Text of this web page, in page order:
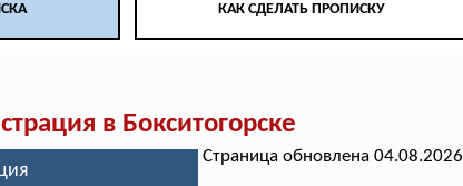
КАК СДЕЛАТЬ ПРОПИСКУ
в Бокситогорске
Страница обновлена 04.08.2026